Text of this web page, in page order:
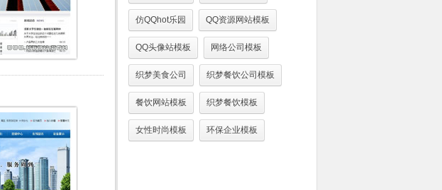
仿QQhot乐园 QQ资源网站模板
QQ头像站模板 网络公司模板
织梦美食公司 织梦餐饮公司模板
餐饮网站模板 织梦餐饮模板
女性时尚模板 环保企业模板